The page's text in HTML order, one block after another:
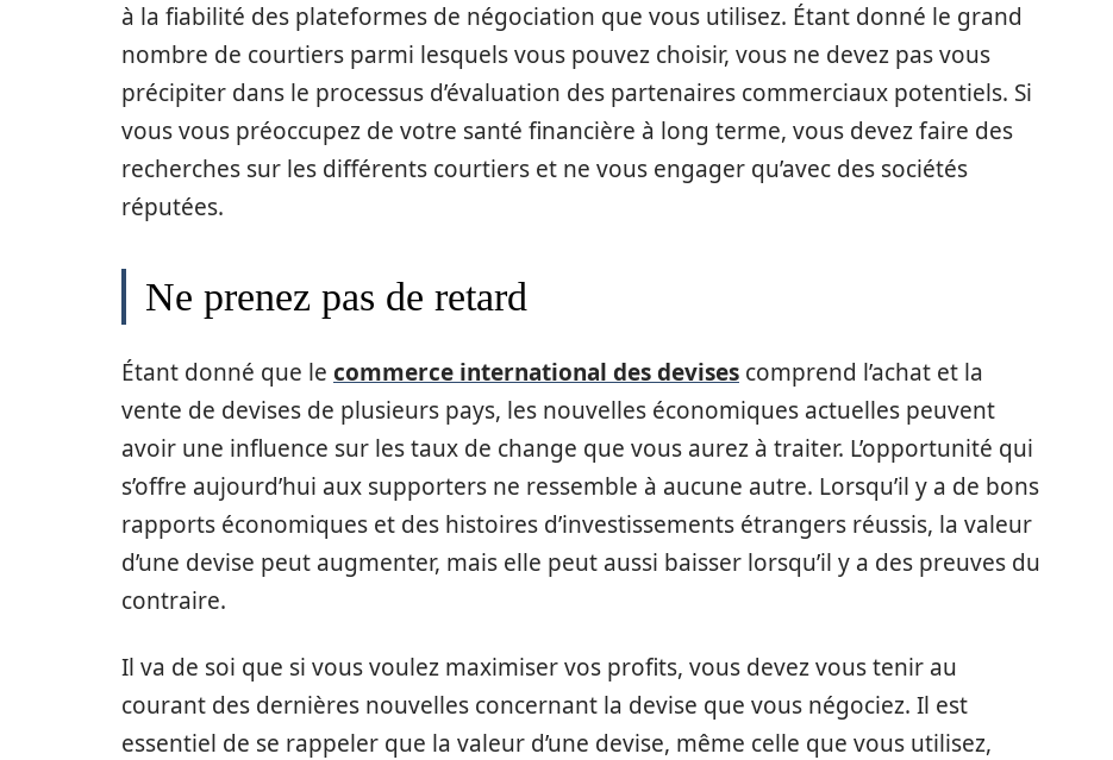
à la fiabilité des plateformes de négociation que vous utilisez. Étant donné le grand
nombre de courtiers parmi lesquels vous pouvez choisir, vous ne devez pas vous
précipiter dans le processus d’évaluation des partenaires commerciaux potentiels. Si
vous vous préoccupez de votre santé financière à long terme, vous devez faire des
recherches sur les différents courtiers et ne vous engager qu’avec des sociétés
réputées.
Ne prenez pas de retard
Étant donné que le commerce international des devises comprend l’achat et la
vente de devises de plusieurs pays, les nouvelles économiques actuelles peuvent
avoir une influence sur les taux de change que vous aurez à traiter. L’opportunité qui
s’offre aujourd’hui aux supporters ne ressemble à aucune autre. Lorsqu’il y a de bons
rapports économiques et des histoires d’investissements étrangers réussis, la valeur
d’une devise peut augmenter, mais elle peut aussi baisser lorsqu’il y a des preuves du
contraire.
Il va de soi que si vous voulez maximiser vos profits, vous devez vous tenir au
courant des dernières nouvelles concernant la devise que vous négociez. Il est
essentiel de se rappeler que la valeur d’une devise, même celle que vous utilisez,